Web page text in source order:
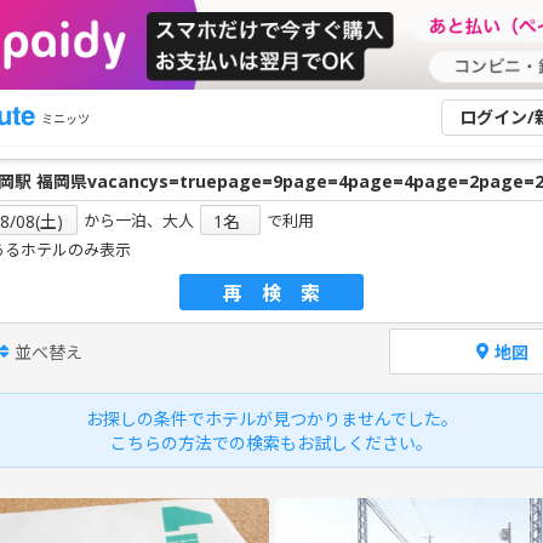
ミニッツ ログイン/
から一泊、大人
で利用
るホテルのみ表示
再検索
並べ替え 地図
お探しの条件でホテルが見つかりませんでした。
こちらの方法での検索もお試しください。